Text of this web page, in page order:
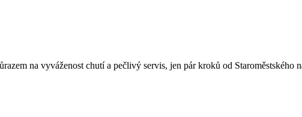
na vyváženost chutí a pečlivý servis, jen pár kroků od Staroměstského